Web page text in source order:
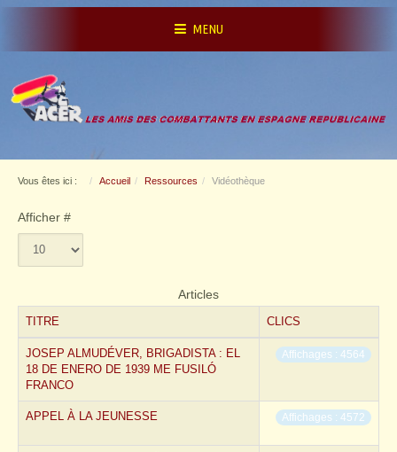
MENU
Vous êtes ici : Accueil Ressources Vidéothèque
Afficher #
Articles
TITRE
CLICS
JOSEP ALMUDÉVER, BRIGADISTA : EL
18 DE ENERO DE 1939 ME FUSILÓ
FRANCO
Affichages : 4564
APPEL À LA JEUNESSE Affichages : 4572